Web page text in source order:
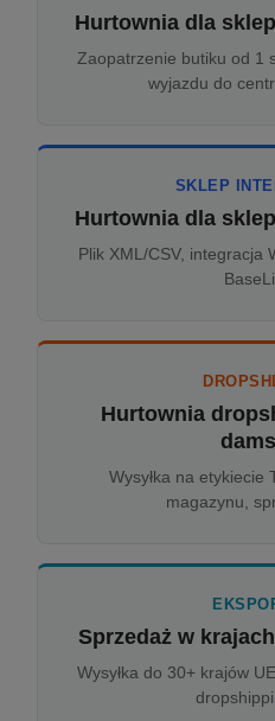
Hurtownia dla
Zaopatrzenie butiku od 1
wyjazdu do
SKLEP
Hurtownia dla
Plik XML/CSV, integracja
Hurtownia
Wysyłka na etykiecie
magazynu,
Sprzedaż w
Wysyłka do 30+ krajów